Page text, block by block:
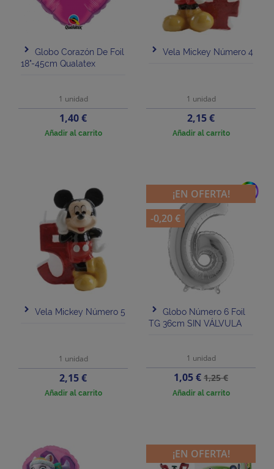
Globo Corazón De Foil
18"-45cm Qualatex
1 unidad
Precio
1,40 €
Añadir al carrito
Vela Mickey Número 4
1 unidad
Precio
2,15 €
Añadir al carrito
Vela Mickey Número 5
1 unidad
Precio
2,15 €
Añadir al carrito
add
Globo Número 6 Foil
TG 36cm SIN VÁLVULA
1 unidad
Precio
1,05 €Precio
base
1,25 €
Añadir al carrito
¡EN OFERTA!
-0,20 €
¡EN OFERTA!